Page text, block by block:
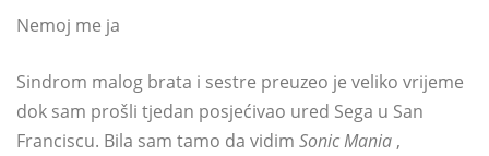
Nemoj me ja
Sindrom malog brata i sestre preuzeo je veliko vrijeme
dok sam prošli tjedan posjećivao ured Sega u San
Franciscu. Bila sam tamo da vidim Sonic Mania ,